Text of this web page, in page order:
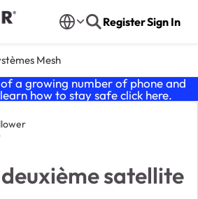
RegisterSign In
Mesh
of a growing number of phone and
how to stay safe click here.
deuxième satellite